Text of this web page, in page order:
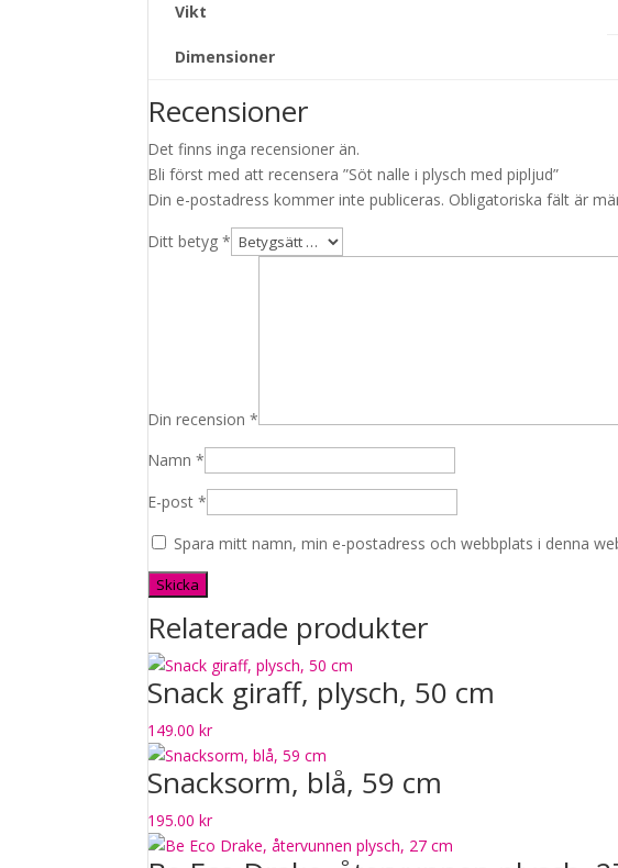
Vikt
Dimensioner
Recensioner
Det finns inga recensioner än.
Bli först med att recensera ”Söt nalle i plysch med pipljud”
Din e-postadress kommer inte publiceras. Obligatoriska fält är
Ditt betyg*
Din recension*
Namn*
E-post*
Spara mitt namn, min e-postadress och webbplats i denna
Relaterade produkter
Snack giraff, plysch, 50 cm
149.00kr
Snacksorm, blå, 59 cm
195.00kr